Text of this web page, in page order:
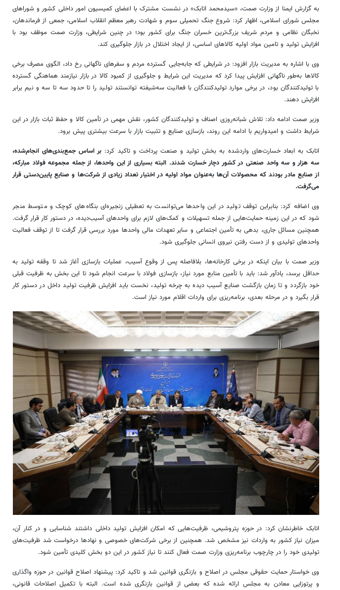
به گزارش ایمنا از وزارت صمت، «سیدمحمد اتابک» در نشست مشترک با اعضای کمیسیون امور داخلی کشور و شوراهای
مجلس شورای اسلامی، اظهار کرد: شروع جنگ تحمیلی سوم و شهادت رهبر معظم انقلاب اسلامی، جمعی از فرماندهان،
نخبگان نظامی و مردم شریف بزرگ‌ترین خسران جنگ برای کشور بود؛ در چنین شرایطی، وزارت صمت موظف بود با
افزایش تولید و تامین مواد اولیه کالاهای اساسی، از ایجاد اختلال در بازار جلوگیری کند.
وی با اشاره به مدیریت بازار افزود: در شرایطی که جابه‌جایی گسترده مردم و سفرهای ناگهانی رخ داد، الگوی مصرف برخی
کالاها به‌طور ناگهانی افزایش پیدا کرد که مدیریت این شرایط و جلوگیری از کمبود کالا در بازار نیازمند هماهنگی گسترده
با تولیدکنندگان بود، در برخی موارد تولیدکنندگان با فعالیت سه‌شیفته توانستند تولید را تا حدود سه تا سه و نیم برابر
افزایش دهند.
وزیر صمت ادامه داد: تلاش شبانه‌روزی اصناف و تولیدکنندگان کشور، نقش مهمی در تأمین کالا و حفظ ثبات بازار در این
شرایط داشت و امیدواریم با ادامه این روند، بازسازی صنایع و تثبیت بازار با سرعت بیشتری پیش برود.
اتابک به ابعاد خسارت‌های واردشده به بخش تولید و صنعت پرداخت و تاکید کرد: بر اساس جمع‌بندی‌های انجام‌شده،
سه هزار و سه واحد صنعتی در کشور دچار خسارت شدند. البته بسیاری از این واحدها، از جمله مجموعه فولاد مبارکه،
از صنایع مادر بودند که محصولات آن‌ها به‌عنوان مواد اولیه در اختیار تعداد زیادی از شرکت‌ها و صنایع پایین‌دستی قرار
می‌گرفت.
وی اضافه کرد: بنابراین توقف تولید در این واحدها می‌توانست به تعطیلی زنجیره‌ای بنگاه‌های کوچک و متوسط منجر
شود که در این زمینه حمایت‌هایی از جمله تسهیلات و کمک‌های لازم برای واحدهای آسیب‌دیده، در دستور کار قرار گرفت.
همچنین مسائل جاری، بدهی به تأمین اجتماعی و سایر تعهدات مالی واحدها مورد بررسی قرار گرفت تا از توقف فعالیت
واحدهای تولیدی و از دست رفتن نیروی انسانی جلوگیری شود.
وزیر صمت با بیان اینکه در برخی کارخانه‌ها، بلافاصله پس از وقوع آسیب، عملیات بازسازی آغاز شد تا وقفه تولید به
حداقل برسد، یادآور شد: باید با تأمین منابع مورد نیاز، بازسازی فولاد با سرعت انجام شود تا این بخش به ظرفیت قبلی
خود بازگردد و تا زمان بازگشت صنایع آسیب دیده به چرخه تولید، نخست باید افزایش ظرفیت تولید داخل در دستور کار
قرار بگیرد و در مرحله بعدی، برنامه‌ریزی برای واردات اقلام مورد نیاز است.
اتابک خاطرنشان کرد: در حوزه پتروشیمی، ظرفیت‌هایی که امکان افزایش تولید داخلی داشتند شناسایی و در کنار آن،
میزان نیاز کشور به واردات نیز مشخص شد. همچنین از برخی شرکت‌های خصوصی و نهادها درخواست شد ظرفیت‌های
تولیدی خود را در چارچوب برنامه‌ریزی وزارت صمت فعال کنند تا نیاز کشور در این دو بخش کلیدی تأمین شود.
وی خواستار حمایت حقوقی مجلس در اصلاح و بازنگری قوانین شد و تاکید کرد: پیشنهاد اصلاح قوانین در حوزه واگذاری
و پرتوزایی معادن به مجلس ارائه شده که بعضی از قوانین بازنگری شده است. البته با تکمیل اصلاحات قانونی،